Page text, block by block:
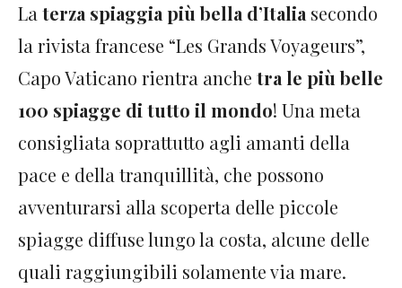
La terza spiaggia più bella d’Italia secondo
la rivista francese “Les Grands Voyageurs”,
Capo Vaticano rientra anche tra le più belle
100 spiagge di tutto il mondo! Una meta
consigliata soprattutto agli amanti della
pace e della tranquillità, che possono
avventurarsi alla scoperta delle piccole
spiagge diffuse lungo la costa, alcune delle
quali raggiungibili solamente via mare.